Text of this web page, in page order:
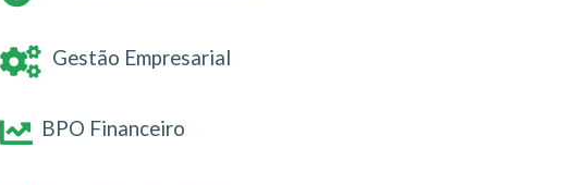
Gestão Empresarial
BPO Financeiro